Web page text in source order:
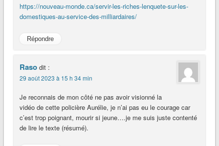
https://nouveau-monde.ca/servir-les-riches-lenquete-sur-les-
domestiques-au-service-des-milliardaires/
Répondre
Raso dit :
29 août 2023 à 15 h 34 min
Je reconnais de mon côté ne pas avoir visionné la
vidéo de cette policière Aurélie, je n’ai pas eu le courage car
c’est trop poignant, mourir si jeune….je me suis juste contenté
de lire le texte (résumé).